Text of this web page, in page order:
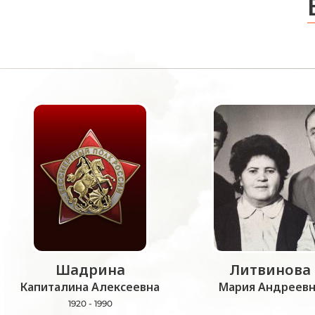
Шадрина
Капиталина Алексеевна
1920 - 1990
Литвинова
Мария